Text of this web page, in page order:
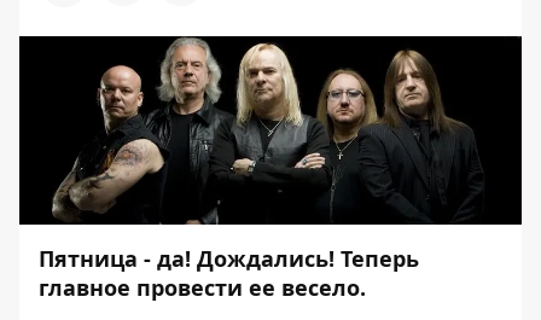
Пятница - да! Дождались! Теперь
главное провести ее весело.